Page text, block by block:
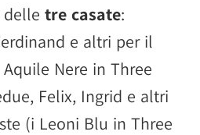
tre casate:
e altri per il
Nere in Three
Felix, Ingrid e altri
(i Leoni Blu in Three